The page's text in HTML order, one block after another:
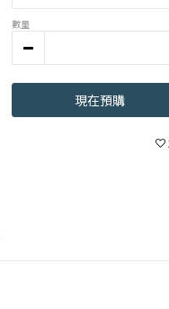
數量
現在預購